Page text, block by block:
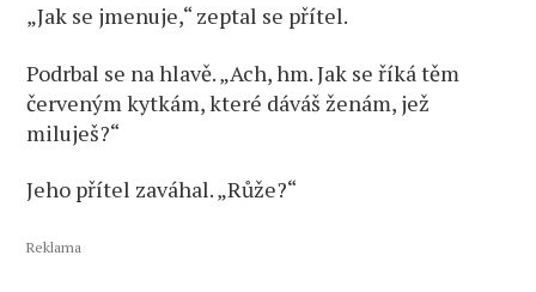
„Jak se jmenuje,“ zeptal se přítel.
Podrbal se na hlavě. „Ach, hm. Jak se říká těm
červeným kytkám, které dáváš ženám, jež
miluješ?“
Jeho přítel zaváhal. „Růže?“
Reklama